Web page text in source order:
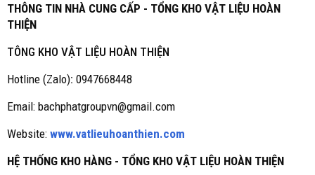
THÔNG TIN NHÀ CUNG CẤP - TỔNG KHO VẬT LIỆU HOÀN
THIỆN
TÔNG KHO VẬT LIỆU HOÀN THIỆN
Hotline (Zalo): 0947668448
Email: bachphatgroupvn@gmail.com
Website: www.vatlieuhoanthien.com
HỆ THỐNG KHO HÀNG - TỔNG KHO VẬT LIỆU HOÀN THIỆN